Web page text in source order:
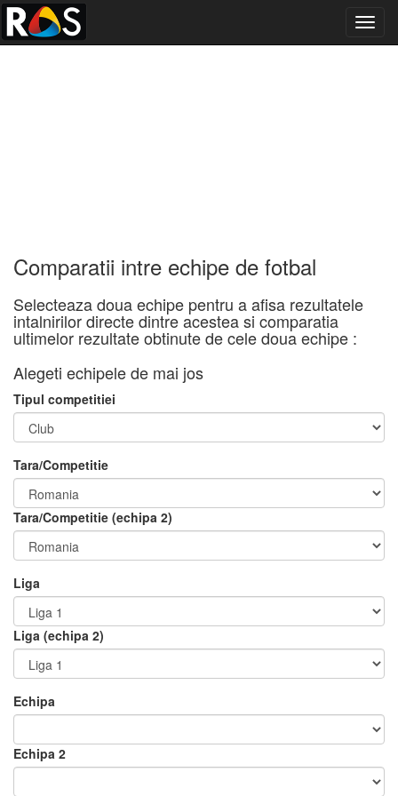
Comparatii intre echipe de fotbal
Selecteaza doua echipe pentru a afisa rezultatele
intalnirilor directe dintre acestea si comparatia
ultimelor rezultate obtinute de cele doua echipe :
Alegeti echipele de mai jos
Tipul competitiei
Tara/Competitie
Tara/Competitie (echipa 2)
Liga
Liga (echipa 2)
Echipa
Echipa 2